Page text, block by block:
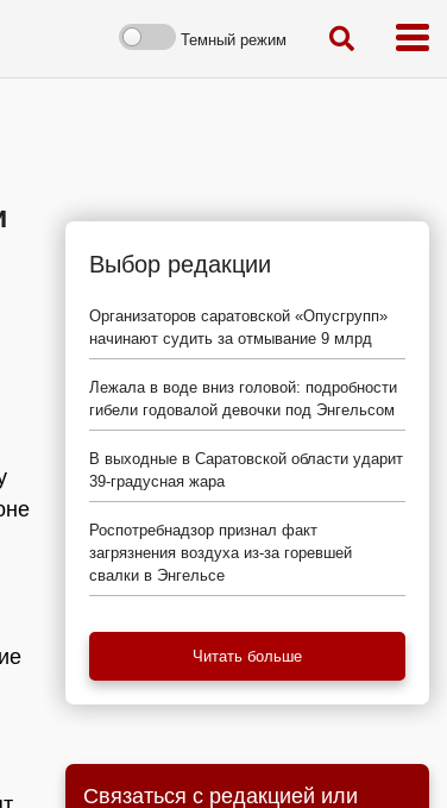
Темный режим
Выбор редакции
Организаторов саратовской «Опусгрупп»
начинают судить за отмывание 9 млрд
Лежала в воде вниз головой: подробности
гибели годовалой девочки под Энгельсом
В выходные в Саратовской области ударит
39-градусная жара
Роспотребнадзор признал факт
загрязнения воздуха из-за горевшей
свалки в Энгельсе
Читать больше
Связаться с редакцией или